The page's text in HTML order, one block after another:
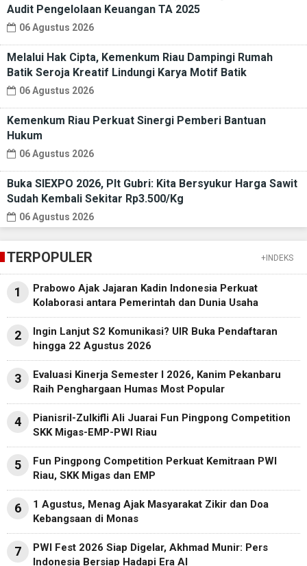
Audit Pengelolaan Keuangan TA 2025
06 Agustus 2026
Melalui Hak Cipta, Kemenkum Riau Dampingi Rumah
Batik Seroja Kreatif Lindungi Karya Motif Batik
06 Agustus 2026
Kemenkum Riau Perkuat Sinergi Pemberi Bantuan
Hukum
06 Agustus 2026
Buka SIEXPO 2026, Plt Gubri: Kita Bersyukur Harga Sawit
Sudah Kembali Sekitar Rp3.500/Kg
06 Agustus 2026
TERPOPULER +INDEKS
1
Prabowo Ajak Jajaran Kadin Indonesia Perkuat
Kolaborasi antara Pemerintah dan Dunia Usaha
2
Ingin Lanjut S2 Komunikasi? UIR Buka Pendaftaran
hingga 22 Agustus 2026
3
Evaluasi Kinerja Semester I 2026, Kanim Pekanbaru
Raih Penghargaan Humas Most Popular
4
Pianisril-Zulkifli Ali Juarai Fun Pingpong Competition
SKK Migas-EMP-PWI Riau
5
Fun Pingpong Competition Perkuat Kemitraan PWI
Riau, SKK Migas dan EMP
6
1 Agustus, Menag Ajak Masyarakat Zikir dan Doa
Kebangsaan di Monas
7
PWI Fest 2026 Siap Digelar, Akhmad Munir: Pers
Indonesia Bersiap Hadapi Era AI